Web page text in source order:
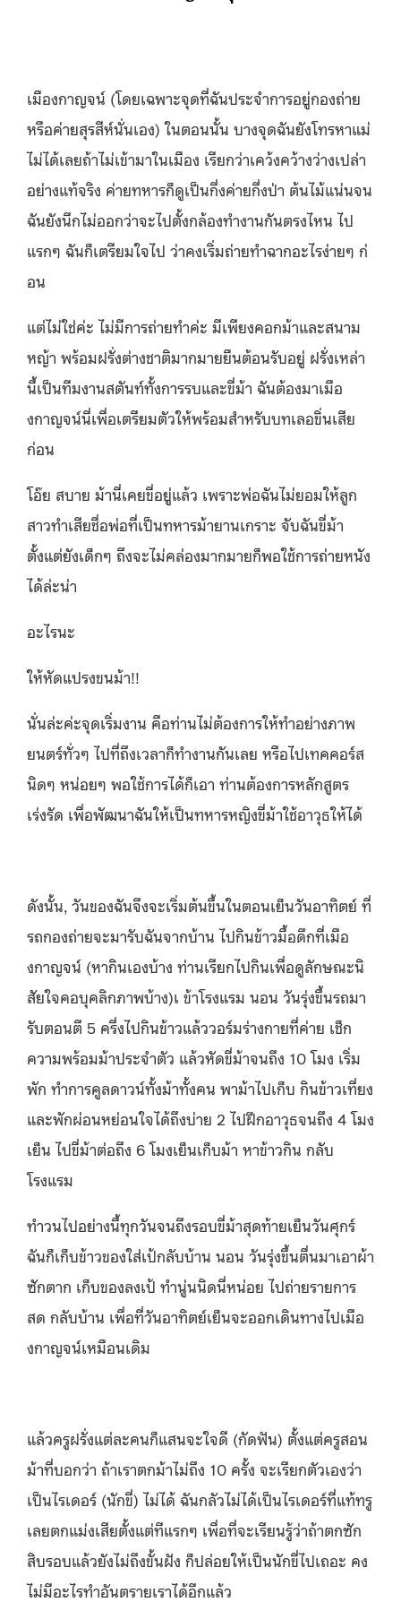
เมืองกาญจน์ (โดยเฉพาะจุดที่ฉันประจำการอยู่กองถ่าย
หรือค่ายสุรสีห์นั่นเอง) ในตอนนั้น บางจุดฉันยังโทรหาแม่
ไม่ได้เลยถ้าไม่เข้ามาในเมือง เรียกว่าเคว้งคว้างว่างเปล่า
อย่างแท้จริง ค่ายทหารก็ดูเป็นกึ่งค่ายกึ่งป่า ต้นไม้แน่นจน
ฉันยังนึกไม่ออกว่าจะไปตั้งกล้องทำงานกันตรงไหน ไป
แรกๆ ฉันก็เตรียมใจไป ว่าคงเริ่มถ่ายทำฉากอะไรง่ายๆ ก่
อน
แต่ไม่ใช่ค่ะ ไม่มีการถ่ายทำค่ะ มีเพียงคอกม้าและสนาม
หญ้า พร้อมฝรั่งต่างชาติมากมายยืนต้อนรับอยู่ ฝรั่งเหล่า
นี้เป็นทีมงานสตันท์ทั้งการรบและขี่ม้า ฉันต้องมาเมือ
งกาญจน์นี่เพื่อเตรียมตัวให้พร้อมสำหรับบทเลอขิ่นเสีย
ก่อน
โอ๊ย สบาย ม้านี่เคยขี่อยู่แล้ว เพราะพ่อฉันไม่ยอมให้ลูก
สาวทำเสียชื่อพ่อที่เป็นทหารม้ายานเกราะ จับฉันขี่ม้า
ตั้งแต่ยังเด็กๆ ถึงจะไม่คล่องมากมายก็พอใช้การถ่ายหนัง
ได้ล่ะน่า
อะไรนะ
ให้หัดแปรงขนม้า!!
นั่นล่ะค่ะจุดเริ่มงาน คือท่านไม่ต้องการให้ทำอย่างภาพ
ยนตร์ทั่วๆ ไปที่ถึงเวลาก็ทำงานกันเลย หรือไปเทคคอร์ส
นิดๆ หน่อยๆ พอใช้การได้ก็เอา ท่านต้องการหลักสูตร
เร่งรัด เพื่อพัฒนาฉันให้เป็นทหารหญิงขี่ม้าใช้อาวุธให้ได้
ดังนั้น, วันของฉันจึงจะเริ่มต้นขึ้นในตอนเย็นวันอาทิตย์ ที่
รถกองถ่ายจะมารับฉันจากบ้าน ไปกินข้าวมื้อดึกที่เมือ
งกาญจน์ (หากินเองบ้าง ท่านเรียกไปกินเพื่อดูลักษณะนิ
สัยใจคอบุคลิกภาพบ้าง)เ ข้าโรงแรม นอน วันรุ่งขึ้นรถมา
รับตอนตี 5 ครึ่งไปกินข้าวแล้ววอร์มร่างกายที่ค่าย เช็ก
ความพร้อมม้าประจำตัว แล้วหัดขี่ม้าจนถึง 10 โมง เริ่ม
พัก ทำการคูลดาวน์ทั้งม้าทั้งคน พาม้าไปเก็บ กินข้าวเที่ยง
และพักผ่อนหย่อนใจได้ถึงบ่าย 2 ไปฝึกอาวุธจนถึง 4 โมง
เย็น ไปขี่ม้าต่อถึง 6 โมงเย็นเก็บม้า หาข้าวกิน กลับ
โรงแรม
ทำวนไปอย่างนี้ทุกวันจนถึงรอบขี่ม้าสุดท้ายเย็นวันศุกร์
ฉันก็เก็บข้าวของใส่เป้กลับบ้าน นอน วันรุ่งขึ้นตื่นมาเอาผ้า
ซักตาก เก็บของลงเป้ ทำนู่นนิดนี่หน่อย ไปถ่ายรายการ
สด กลับบ้าน เพื่อที่วันอาทิตย์เย็นจะออกเดินทางไปเมือ
งกาญจน์เหมือนเดิม
แล้วครูฝรั่งแต่ละคนก็แสนจะใจดี (กัดฟัน) ตั้งแต่ครูสอน
ม้าที่บอกว่า ถ้าเราตกม้าไม่ถึง 10 ครั้ง จะเรียกตัวเองว่า
เป็นไรเดอร์ (นักขี่) ไม่ได้ ฉันกลัวไม่ได้เป็นไรเดอร์ที่แท้ทรู
เลยตกแม่งเสียตั้งแต่ทีแรกๆ เพื่อที่จะเรียนรู้ว่าถ้าตกซัก
สิบรอบแล้วยังไม่ถึงขั้นฝัง ก็ปล่อยให้เป็นนักขี่ไปเถอะ คง
ไม่มีอะไรทำอันตรายเราได้อีกแล้ว